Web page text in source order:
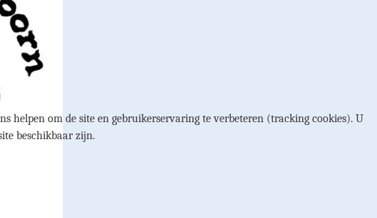
helpen om de site en gebruikerservaring te verbeteren (tracking cookies). U
beschikbaar zijn.